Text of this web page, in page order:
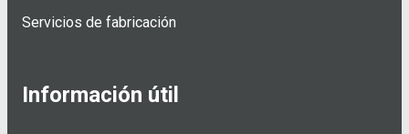
Servicios de fabricación
Información útil